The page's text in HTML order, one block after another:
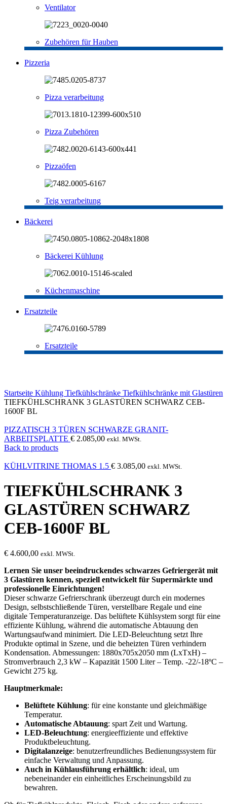
Ventilator
Zubehören für Hauben
Pizzeria
Pizza verarbeitung
Pizza Zubehören
Pizzaöfen
Teig verarbeitung
Bäckerei
Bäckerei Kühlung
Küchenmaschine
Ersatzteile
Ersatzteile
Startseite Kühlung Tiefkühlschränke Tiefkühlschränke mit Glastüren
TIEFKÜHLSCHRANK 3 GLASTÜREN SCHWARZ CEB-
1600F BL
PIZZATISCH 3 TÜREN SCHWARZE GRANIT-
ARBEITSPLATTE € 2.085,00 exkl. MWSt.
Back to products
KÜHLVITRINE THOMAS 1.5 € 3.085,00 exkl. MWSt.
TIEFKÜHLSCHRANK 3
GLASTÜREN SCHWARZ
CEB-1600F BL
€ 4.600,00 exkl. MWSt.
Lernen Sie unser beeindruckendes schwarzes Gefriergerät mit
3 Glastüren kennen, speziell entwickelt für Supermärkte und
professionelle Einrichtungen!
Dieser schwarze Gefrierschrank überzeugt durch ein modernes
Design, selbstschließende Türen, verstellbare Regale und eine
digitale Temperaturanzeige. Das belüftete Kühlsystem sorgt für eine
effiziente Kühlung, während die automatische Abtauung den
Wartungsaufwand minimiert. Die LED-Beleuchtung setzt Ihre
Produkte optimal in Szene, und die beheizten Türen verhindern
Kondensation. Abmessungen: 1880x705x2050 mm (LxTxH) –
Stromverbrauch 2,3 kW – Kapazität 1500 Liter – Temp. -22/-18ºC –
Gewicht 275 kg.
Hauptmerkmale:
Belüftete Kühlung: für eine konstante und gleichmäßige
Temperatur.
Automatische Abtauung: spart Zeit und Wartung.
LED-Beleuchtung: energieeffiziente und effektive
Produktbeleuchtung.
Digitalanzeige: benutzerfreundliches Bedienungssystem für
einfache Verwaltung und Anpassung.
Auch in Kühlausführung erhältlich: ideal, um
nebeneinander ein einheitliches Erscheinungsbild zu
bewahren.